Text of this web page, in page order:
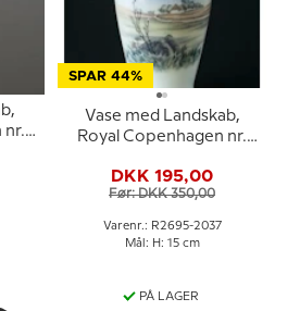
nr.
SPAR 44%
Vase med Landskab,
Royal Copenhagen nr.
DKK 195,00
Før: DKK 350,00
Varenr.: R2695-2037
Mål: H: 15 cm
PÅ LAGER